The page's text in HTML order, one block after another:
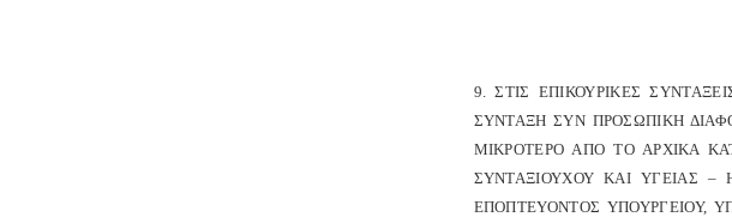
9. ΣΤΙΣ ΕΠΙΚΟΥΡΙΚΕΣ
ΣΥΝΤΑΞΗ ΣΥΝ ΠΡΟΣΩΠΙΚΗ
ΜΙΚΡΟΤΕΡΟ ΑΠΟ ΤΟ ΑΡΧΙΚΑ
ΣΥΝΤΑΞΙΟΥΧΟΥ ΚΑΙ ΥΓΕΙΑΣ –
ΕΠΟΠΤΕΥΟΝΤΟΣ ΥΠΟΥΡΓΕΙΟΥ,